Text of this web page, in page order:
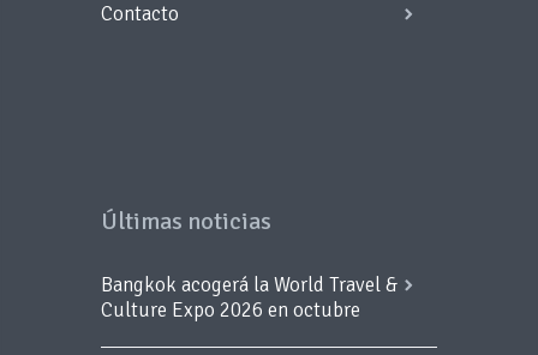
Contacto
Últimas noticias
Bangkok acogerá la World Travel &
Culture Expo 2026 en octubre